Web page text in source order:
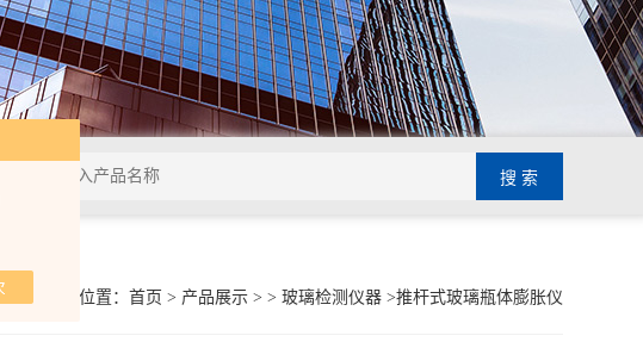
你的位置： 首页 > 产品展示> > 玻璃检测仪器>推杆式玻璃瓶体膨胀仪